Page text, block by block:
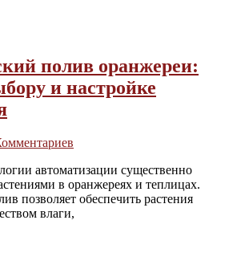
полив оранжереи:
и настройке
автоматизации существенно
в оранжереях и теплицах.
позволяет обеспечить растения
влаги,